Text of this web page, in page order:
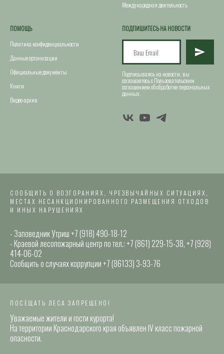
Международная деятельность
ПОМОЩЬ
Политика конфиденциальности
Данные организации
Официальные документы
Книги
Видео-архив
ПОДПИШИТЕСЬ НА НОВОСТИ
Подписываясь на новости, вы
соглашаетесь с Пользовательским
соглашением об обработке персональных
данных.
СООБЩИТЬ О ВОЗГОРАНИЯХ, ЧРЕЗВЫЧАЙНЫХ СИТУАЦИЯХ,
МЕСТАХ НЕСАНКЦИОНИРОВАННОГО РАЗМЕЩЕНИЯ ОТХОДОВ
И ИНЫХ НАРУШЕНИЯХ
- Заповедник Утриш +7 (918) 490-18-12
- Краевой лесопожарный центр по тел.: +7 (861) 229-15-38, +7 (928)
414-06-02
Сообщить о случаях коррупции +7 (86133) 3-93-76
ПОСЕЩАТЬ ЛЕСА ЗАПРЕЩЕНО!
Уважаемые жители и гости курорта!
На территории Краснодарского края объявлен IV класс пожарной
опасности.